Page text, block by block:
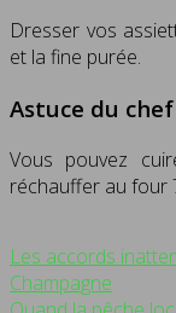
Dresser vos
et la fine purée.
Astuce du chef
Vous pouvez
réchauffer au four
Les accords
Champagne